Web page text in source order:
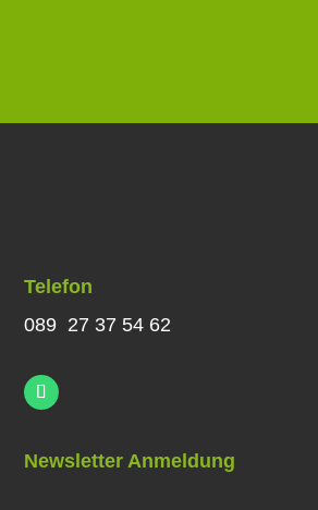
Telefon
089 27 37 54 62
Newsletter Anmeldung